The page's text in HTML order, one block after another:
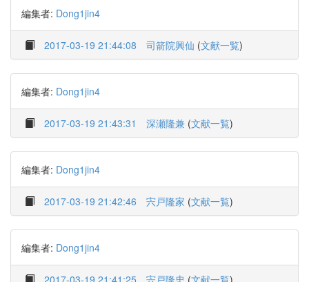
編集者: Dong1jin4
2017-03-19 21:44:08 司箭院興仙 (文献一覧)
編集者: Dong1jin4
2017-03-19 21:43:31 深瀬隆兼 (文献一覧)
編集者: Dong1jin4
2017-03-19 21:42:46 宍戸隆家 (文献一覧)
編集者: Dong1jin4
2017-03-19 21:41:25 宍戸隆忠 (文献一覧)